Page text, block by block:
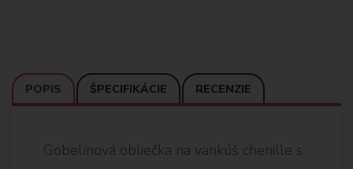
POPIS ŠPECIFIKÁCIE RECENZIE
Gobelínová obliečka na vankúš chenille s